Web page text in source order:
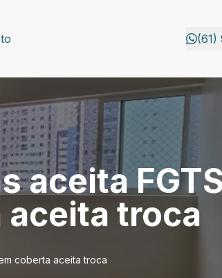
(61)
aceita
troca
coberta aceita troca